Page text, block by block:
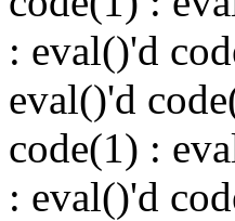
: eval()'d
eval()'d
code(1) :
: eval()'d